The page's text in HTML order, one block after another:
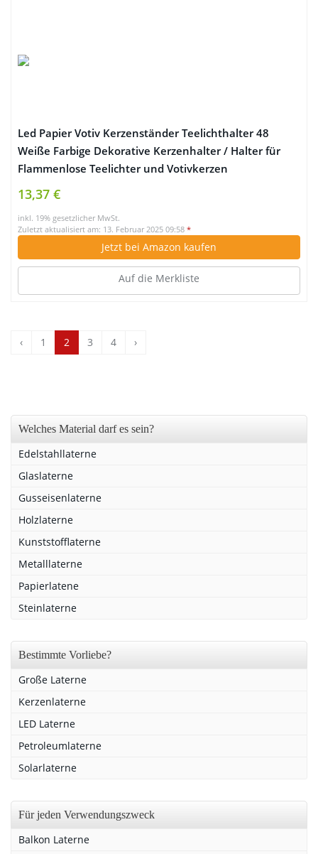
Led Papier Votiv Kerzenständer Teelichthalter 48
Weiße Farbige Dekorative Kerzenhalter / Halter für
Flammenlose Teelichter und Votivkerzen
13,37 €
inkl. 19% gesetzlicher MwSt.
Zuletzt aktualisiert am: 13. Februar 2025 09:58 *
Jetzt bei Amazon kaufen
Auf die Merkliste
‹ 1 2 3 4 ›
Welches Material darf es sein?
Edelstahllaterne
Glaslaterne
Gusseisenlaterne
Holzlaterne
Kunststofflaterne
Metalllaterne
Papierlatene
Steinlaterne
Bestimmte Vorliebe?
Große Laterne
Kerzenlaterne
LED Laterne
Petroleumlaterne
Solarlaterne
Für jeden Verwendungszweck
Balkon Laterne